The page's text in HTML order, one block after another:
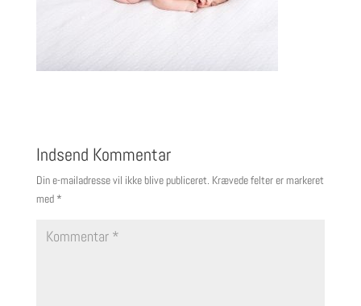
Indsend Kommentar
Din e-mailadresse vil ikke blive publiceret. Krævede felter er markeret
med *